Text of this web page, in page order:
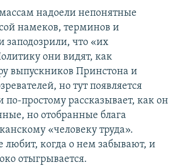
надоели непонятные
намеков, терминов и
заподозрили, что «их
они видят, как
выпускников Принстона и
но тут появляется
по-простому рассказывает, как он
но отобранные блага
«человеку труда».
любит, когда о нем забывают, и
отыгрывается.